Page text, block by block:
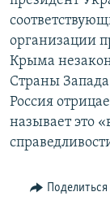
организации
Крыма
Страны
Россия
называет это
Поделиться